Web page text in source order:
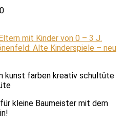
mit Kinder von 0 – 3 J.
Alte Kinderspiele – neu
kleine Baumeister mit dem